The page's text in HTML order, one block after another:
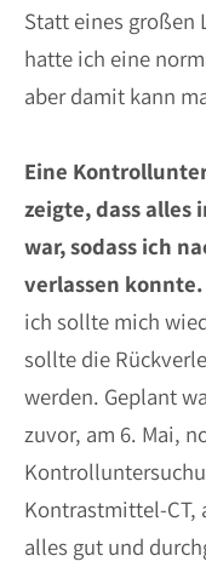
Statt eines großen
hatte ich eine
aber damit kann
Eine
zeigte, dass alles
war, sodass ich
verlassen konnte.
ich sollte mich
sollte die
werden. Geplant
zuvor, am 6. Mai,
Kontrastmittel-CT,
alles gut und